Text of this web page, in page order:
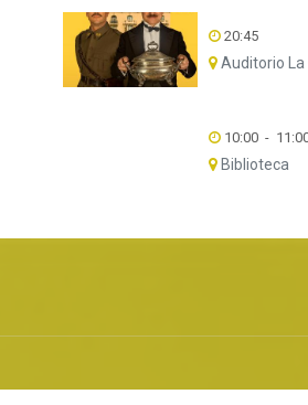
20:45
Auditorio La
10:00 -
Biblioteca